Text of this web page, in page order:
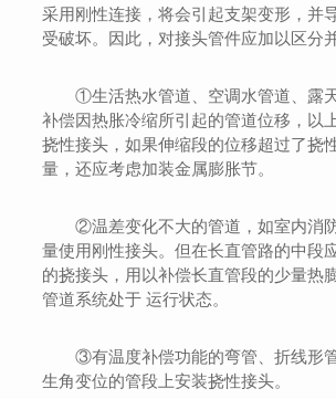
采用刚性连接，将会引起支架变形，并
受破坏。因此，对接头管件应加以区分
①生活热水管道、空调水管道、露
补偿因热胀冷缩所引起的管道位移，以
挠性接头，如果伸缩段的位移超过了挠
量，还应考虑加装金属膨胀节。
②温差变化不大的管道，如室内消
量使用刚性接头。但在长直管路的中段
的挠接头，用以补偿长直管段的少量热
管道系统处于 运行状态。
③有温度补偿功能的弯管、折线形
生角变位的管段上安装挠性接头。